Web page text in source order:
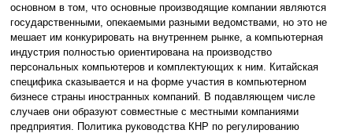
основном в том, что основные производящие компании являются
государственными, опекаемыми разными ведомствами, но это не
мешает им конкурировать на внутреннем рынке, а компьютерная
индустрия полностью ориентирована на производство
персональных компьютеров и комплектующих к ним. Китайская
специфика сказывается и на форме участия в компьютерном
бизнесе страны иностранных компаний. В подавляющем числе
случаев они образуют совместные с местными компаниями
предприятия. Политика руководства КНР по регулированию